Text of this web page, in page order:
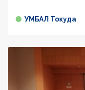
УМБАЛ Токуда